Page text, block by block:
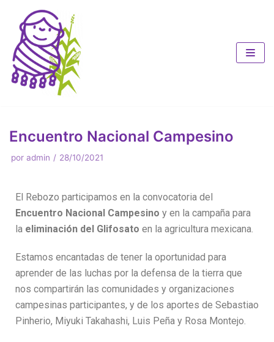
Saltar
al
contenido
Encuentro Nacional Campesino
por admin 28/10/2021
El Rebozo participamos en la convocatoria del
Encuentro Nacional Campesino y en la campaña para
la eliminación del Glifosato en la agricultura mexicana.
Estamos encantadas de tener la oportunidad para
aprender de las luchas por la defensa de la tierra que
nos compartirán las comunidades y organizaciones
campesinas participantes, y de los aportes de Sebastiao
Pinherio, Miyuki Takahashi, Luis Peña y Rosa Montejo.